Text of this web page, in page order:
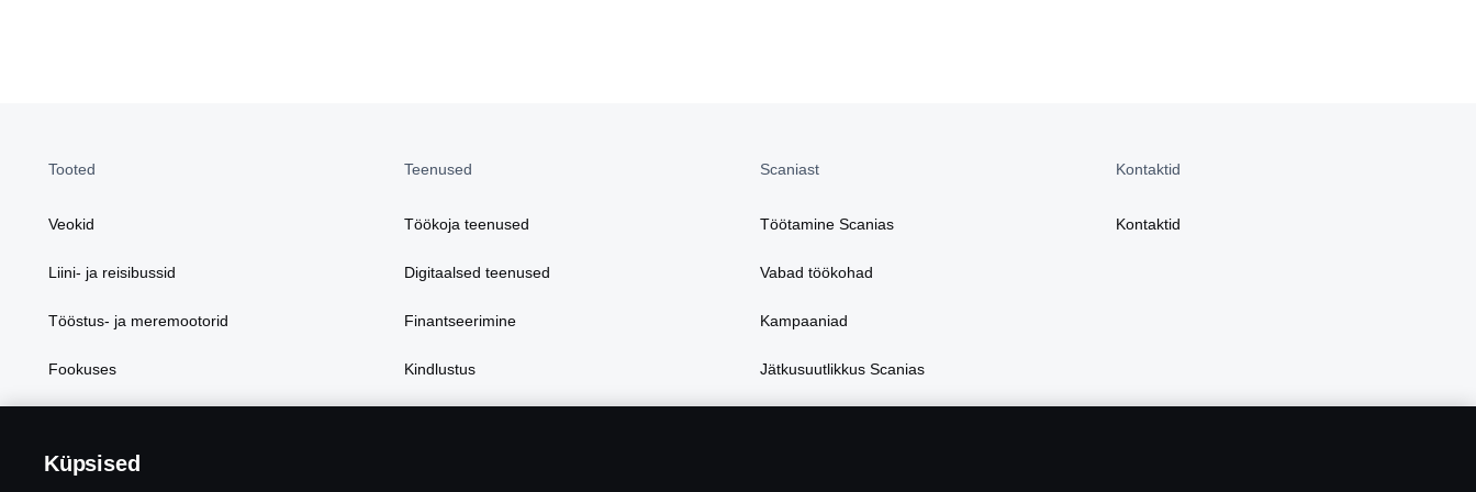
Tooted
Veokid
Liini- ja reisibussid
Tööstus- ja meremootorid
Fookuses
Teenused
Töökoja teenused
Digitaalsed teenused
Finantseerimine
Kindlustus
Scaniast
Töötamine Scanias
Vabad töökohad
Kampaaniad
Jätkusuutlikkus Scanias
Kontaktid
Kontaktid
Küpsised